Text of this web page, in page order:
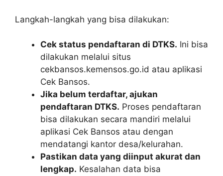
Langkah-langkah yang bisa dilakukan:
Cek status pendaftaran di DTKS. Ini bisa
dilakukan melalui situs
cekbansos.kemensos.go.id atau aplikasi
Cek Bansos.
Jika belum terdaftar, ajukan
pendaftaran DTKS. Proses pendaftaran
bisa dilakukan secara mandiri melalui
aplikasi Cek Bansos atau dengan
mendatangi kantor desa/kelurahan.
Pastikan data yang diinput akurat dan
lengkap. Kesalahan data bisa